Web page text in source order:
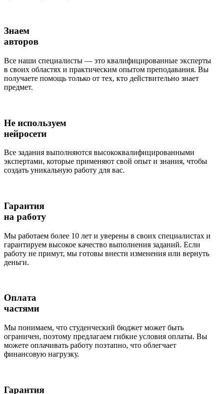
Знаем
авторов
Все наши специалисты — это квалифицированные эксперты
в своих областях и практическим опытом преподавания. Вы
получаете помощь только от тех, кто действительно знает
предмет.
Не используем
нейросети
Все задания выполняются высококвалифицированными
экспертами, которые применяют свой опыт и знания, чтобы
создать уникальную работу для вас.
Гарантия
на работу
Мы работаем более 10 лет и уверены в своих специалистах и
гарантируем высокое качество выполнения заданий. Если
работу не примут, мы готовы внести изменения или вернуть
деньги.
Оплата
частями
Мы понимаем, что студенческий бюджет может быть
ограничен, поэтому предлагаем гибкие условия оплаты. Вы
можете оплачивать работу поэтапно, что облегчает
финансовую нагрузку.
Гарантия